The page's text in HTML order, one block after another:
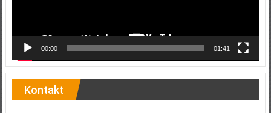
00:00 01:41
Kontakt